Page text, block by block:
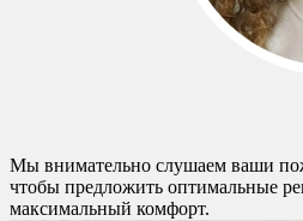
Мы внимательно слушаем ваши
чтобы предложить оптимальные
максимальный комфорт.